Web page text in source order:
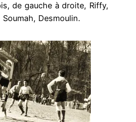
de gauche à droite, Riffy,
Soumah, Desmoulin.